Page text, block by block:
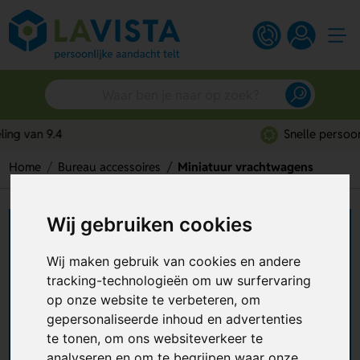
Wij gebruiken cookies
Wij maken gebruik van cookies en andere
tracking-technologieën om uw surfervaring
op onze website te verbeteren, om
gepersonaliseerde inhoud en advertenties
te tonen, om ons websiteverkeer te
Snelle persoonlijke service
Home Bureau accessoires Miniatuur vrachtwagens
Miniatuur vrachtwagen
bedrukken
Wil je een miniatuur vrachtwagen bedrukken
Dat kan! Je hebt de keuze uit verschillende
schaalmodellen, zoals een miniatuur bestelbus en
miniatuur truck. Je kunt de miniatuur